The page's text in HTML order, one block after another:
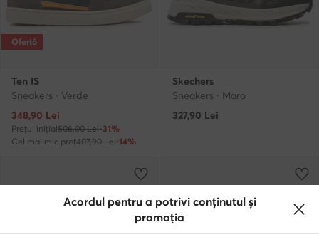
Ofertă
Ten IS
Sneakers · Verde
Prețul actual
348,90 Lei
Prețul inițial506,00 Lei-31%
Cel mai mic preț407,90 Lei-14%
Skechers
Sneakers · Maro
327,90 Lei
Acordul pentru a potrivi conținutul și
promoția